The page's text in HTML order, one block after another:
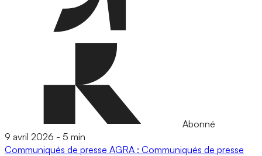
Abonné
9 avril 2026 - 5 min
Communiqués de presse AGRA : Communiqués de presse